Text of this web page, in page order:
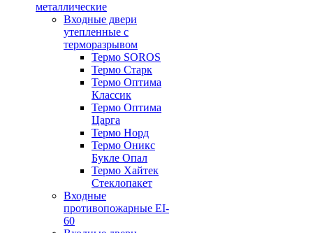
металлические
Входные двери
утепленные с
терморазрывом
Термо SOROS
Термо Старк
Термо Оптима
Классик
Термо Оптима
Царга
Термо Норд
Термо Оникс
Букле Опал
Термо Хайтек
Стеклопакет
Входные
противопожарные EI-
60